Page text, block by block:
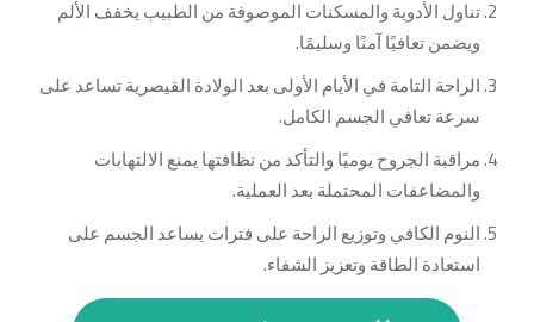
تناول الأدوية والمسكنات الموصوفة من الطبيب يخفف الألم
ويضمن تعافيًا آمنًا وسليمًا.
الراحة التامة في الأيام الأولى بعد الولادة القيصرية تساعد على
سرعة تعافي الجسم الكامل.
مراقبة الجروح يوميًا والتأكد من نظافتها يمنع الالتهابات
والمضاعفات المحتملة بعد العملية.
النوم الكافي وتوزيع الراحة على فترات يساعد الجسم على
استعادة الطاقة وتعزيز الشفاء.